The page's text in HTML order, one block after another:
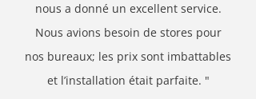
nous a donné un excellent service.
Nous avions besoin de stores pour
nos bureaux; les prix sont imbattables
et l’installation était parfaite. "